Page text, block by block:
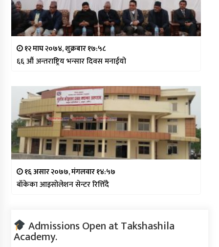
१२ माघ २०७४, शुक्रबार १७:५८
६६ औं अन्तराष्ट्रिय भन्सार दिवस मनाईयो
१६ असार २०७७, मंगलवार १४:५७
बाँकेका आइसोलेशन सेन्टर रित्तिँदै
Admissions Open at Takshashila
Academy.